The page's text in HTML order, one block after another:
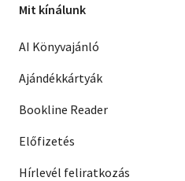
Mit kínálunk
AI Könyvajánló
Ajándékkártyák
Bookline Reader
Előfizetés
Hírlevél feliratkozás